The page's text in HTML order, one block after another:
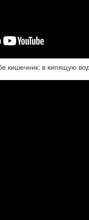
кишечник: в кипящую